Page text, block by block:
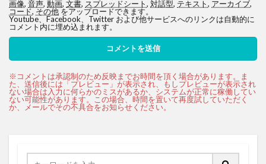
画像, 音声, 動画, 文書, スプレッドシート, 対話型, テキスト, アーカイブ,
コード,その他をアップロードできます。
Youtube、Facebook、Twitter および他サービスへのリンクは自動的に
コメント内に埋め込まれます。